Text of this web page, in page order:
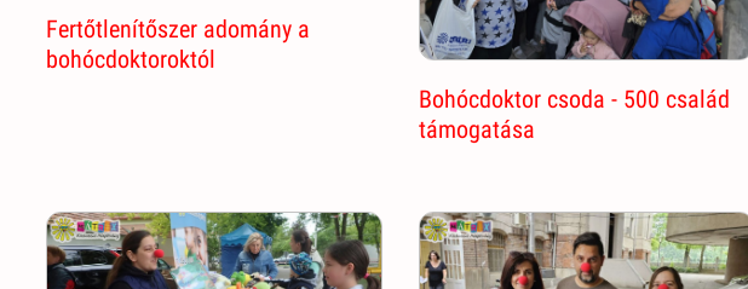
Fertőtlenítőszer adomány a
bohócdoktoroktól
Bohócdoktor csoda - 500 család
támogatása